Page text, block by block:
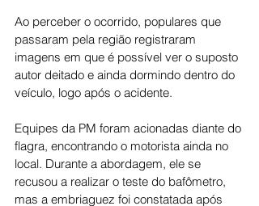
Ao perceber o ocorrido, populares que
passaram pela região registraram
imagens em que é possível ver o suposto
autor deitado e ainda dormindo dentro do
veículo, logo após o acidente.
Equipes da PM foram acionadas diante do
flagra, encontrando o motorista ainda no
local. Durante a abordagem, ele se
recusou a realizar o teste do bafômetro,
mas a embriaguez foi constatada após